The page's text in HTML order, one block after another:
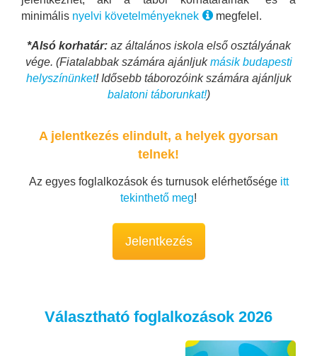
minimális nyelvi követelményeknek megfelel.
*Alsó korhatár:az általános iskola első osztályának
vége. (Fiatalabbak számára ajánljukmásik budapesti
helyszínünket! Idősebb táborozóink számára ajánljuk
balatoni táborunkat!)
A jelentkezés elindult, a helyek gyorsan
telnek!
Az egyes foglalkozások és turnusok elérhetősége itt
tekinthető meg!
Jelentkezés
Választható foglalkozások 2026